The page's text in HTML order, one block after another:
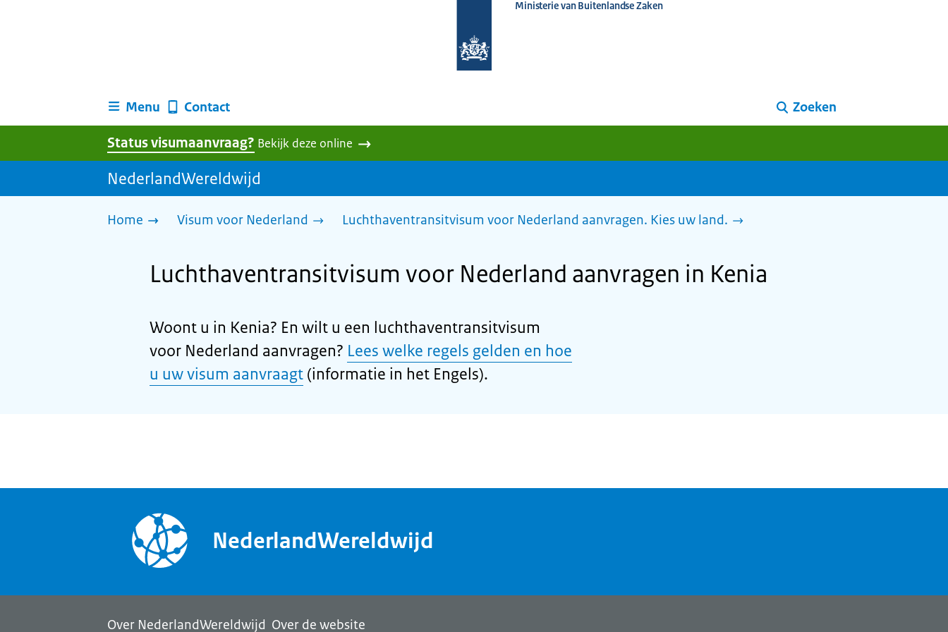
homepage
Ministerie van Buitenlandse Zaken
Menu Contact Zoeken
Status visumaanvraag? Bekijk deze online
NederlandWereldwijd
Home Visum voor Nederland Luchthaventransitvisum voor Nederland aanvragen. Kies uw land.
Luchthaventransitvisum voor Nederland aanvragen in Kenia
Woont u in Kenia? En wilt u een luchthaventransitvisum
voor Nederland aanvragen? Lees welke regels gelden en hoe
u uw visum aanvraagt (informatie in het Engels).
NederlandWereldwijd
Over NederlandWereldwijd Over de website